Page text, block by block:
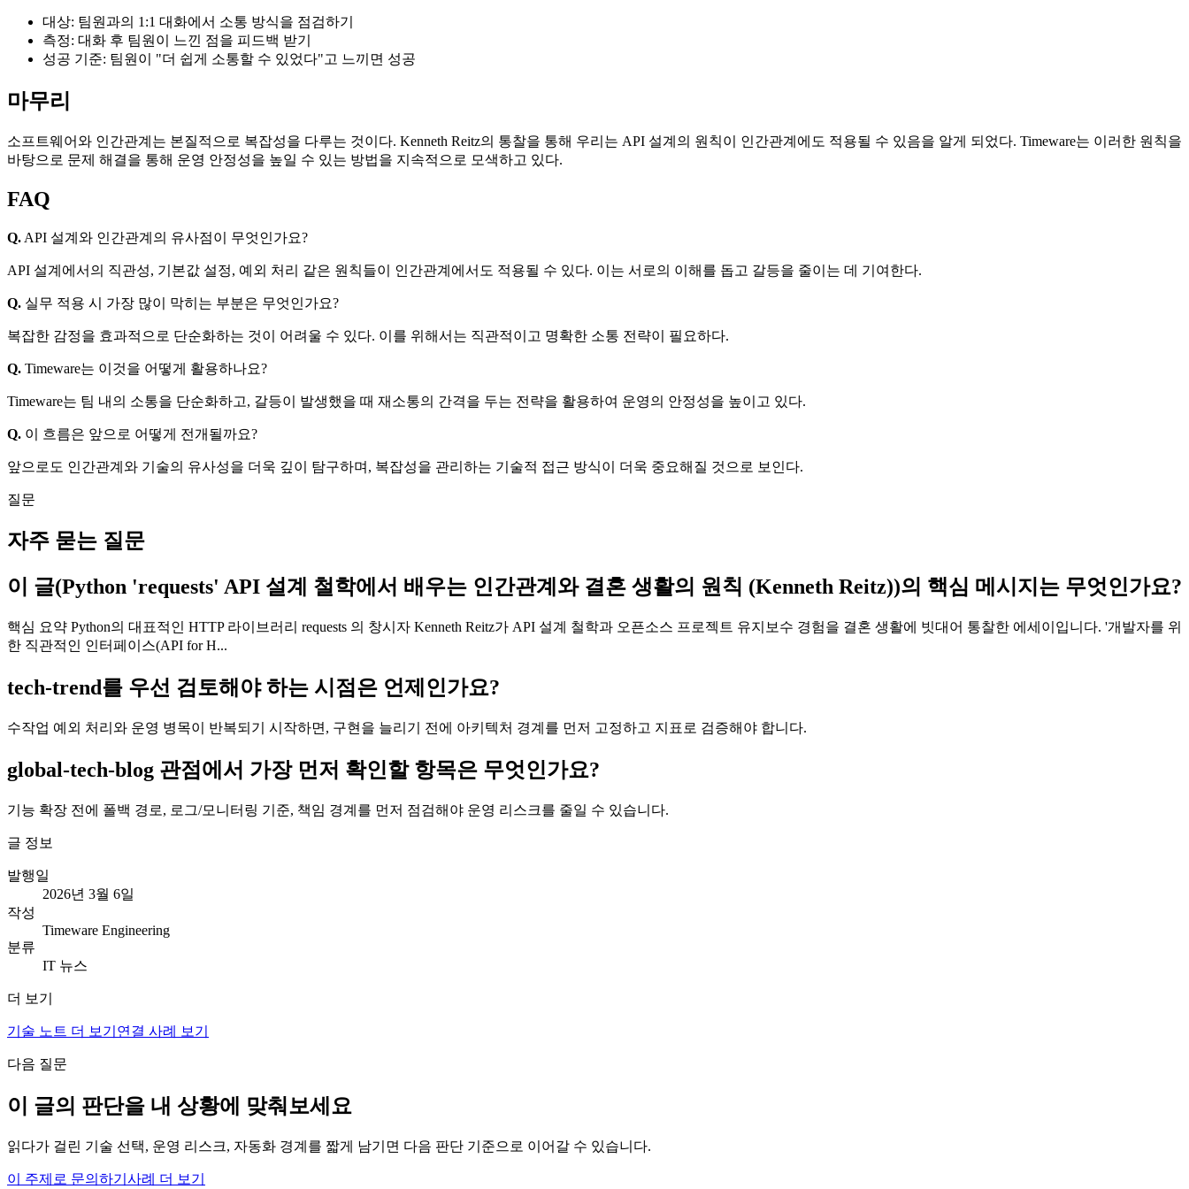
대상: 팀원과의 1:1 대화에서 소통 방식을 점검하기
측정: 대화 후 팀원이 느낀 점을 피드백 받기
성공 기준: 팀원이 "더 쉽게 소통할 수 있었다"고 느끼면 성공
마무리
소프트웨어와 인간관계는 본질적으로 복잡성을 다루는 것이다. Kenneth Reitz의 통찰을 통해 우리는 API 설계의 원칙이 인간관계에도 적용될 수 있음을 알게 되었다. Timeware는 이러한 원칙을
바탕으로 문제 해결을 통해 운영 안정성을 높일 수 있는 방법을 지속적으로 모색하고 있다.
FAQ
Q. API 설계와 인간관계의 유사점이 무엇인가요?
API 설계에서의 직관성, 기본값 설정, 예외 처리 같은 원칙들이 인간관계에서도 적용될 수 있다. 이는 서로의 이해를 돕고 갈등을 줄이는 데 기여한다.
Q. 실무 적용 시 가장 많이 막히는 부분은 무엇인가요?
복잡한 감정을 효과적으로 단순화하는 것이 어려울 수 있다. 이를 위해서는 직관적이고 명확한 소통 전략이 필요하다.
Q. Timeware는 이것을 어떻게 활용하나요?
Timeware는 팀 내의 소통을 단순화하고, 갈등이 발생했을 때 재소통의 간격을 두는 전략을 활용하여 운영의 안정성을 높이고 있다.
Q. 이 흐름은 앞으로 어떻게 전개될까요?
앞으로도 인간관계와 기술의 유사성을 더욱 깊이 탐구하며, 복잡성을 관리하는 기술적 접근 방식이 더욱 중요해질 것으로 보인다.
질문
자주 묻는 질문
이 글(Python 'requests' API 설계 철학에서 배우는 인간관계와 결혼 생활의 원칙 (Kenneth Reitz))의 핵심 메시지는 무엇인가요?
핵심 요약 Python의 대표적인 HTTP 라이브러리 requests 의 창시자 Kenneth Reitz가 API 설계 철학과 오픈소스 프로젝트 유지보수 경험을 결혼 생활에 빗대어 통찰한 에세이입니다. '개발자를 위
한 직관적인 인터페이스(API for H...
tech-trend를 우선 검토해야 하는 시점은 언제인가요?
수작업 예외 처리와 운영 병목이 반복되기 시작하면, 구현을 늘리기 전에 아키텍처 경계를 먼저 고정하고 지표로 검증해야 합니다.
global-tech-blog 관점에서 가장 먼저 확인할 항목은 무엇인가요?
기능 확장 전에 폴백 경로, 로그/모니터링 기준, 책임 경계를 먼저 점검해야 운영 리스크를 줄일 수 있습니다.
글 정보
발행일
2026년 3월 6일
작성
Timeware Engineering
분류
IT 뉴스
더 보기
기술 노트 더 보기 연결 사례 보기
다음 질문
이 글의 판단을 내 상황에 맞춰보세요
읽다가 걸린 기술 선택, 운영 리스크, 자동화 경계를 짧게 남기면 다음 판단 기준으로 이어갈 수 있습니다.
이 주제로 문의하기 사례 더 보기